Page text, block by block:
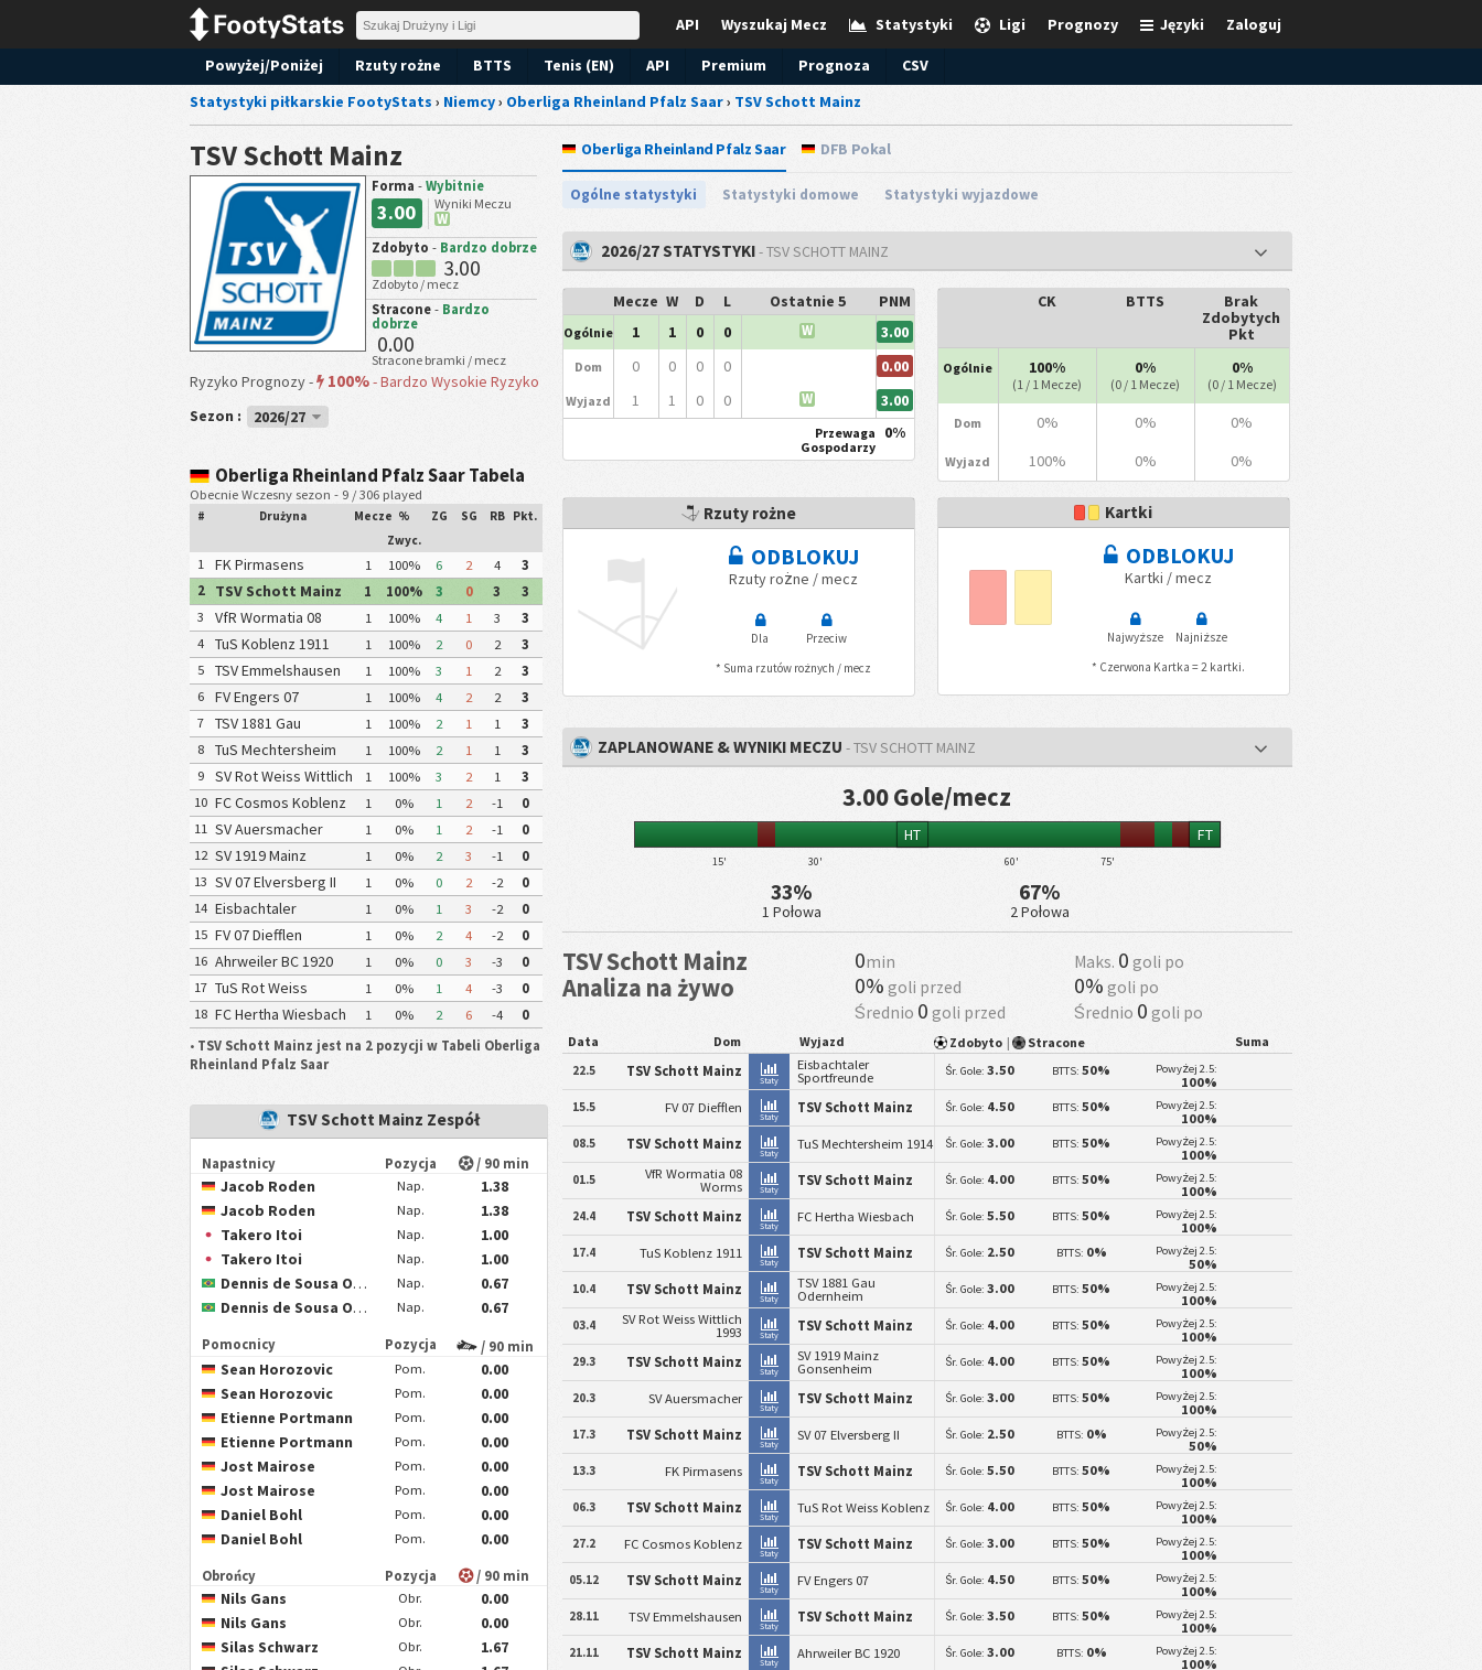
Zaloguj
Języki
Prognozy
Ligi
Statystyki
Wyszukaj Mecz
API
Powyżej/Poniżej Rzuty rożne BTTS Tenis (EN) API Premium Prognoza
CSV
Statystyki piłkarskie FootyStats › Niemcy› Oberliga Rheinland Pfalz Saar› TSV Schott Mainz
TSV Schott Mainz
Forma - Wybitnie
3.00
Wyniki Meczu
W
Zdobyto - Bardzo dobrze
3.00
Zdobyto / mecz
Stracone - Bardzo
dobrze
0.00
Stracone bramki / mecz
Ryzyko Prognozy - 100%-Bardzo Wysokie Ryzyko
Sezon :
2026/27
Oberliga Rheinland Pfalz Saar Tabela
Obecnie Wczesny sezon - 9 / 306 played
# Drużyna Mecze %
Zwyc.
ZG SG RB Pkt.
1 FK Pirmasens 1 100% 6 2 4
3
2
TSV Schott Mainz 1 100% 3 0 3
3
3
VfR Wormatia 08
Worms
1 100% 4 1 3
3
4
TuS Koblenz 1911 1 100% 2 0 2
3
5
TSV Emmelshausen 1 100% 3 1 2
3
6
FV Engers 07 1 100% 4 2 2
3
7
TSV 1881 Gau
Odernheim
1 100% 2 1 1
3
8
TuS Mechtersheim
1914
1 100% 2 1 1
3
9
SV Rot Weiss Wittlich
1993
1 100% 3 2 1
3
10 FC Cosmos Koblenz 1 0% 1 2 -1
0
11 SV Auersmacher 1 0% 1 2 -1
0
12 SV 1919 Mainz
Gonsenheim
1 0% 2 3 -1
0
13 SV 07 Elversberg II 1 0% 0 2 -2
0
14 Eisbachtaler
Sportfreunde
1 0% 1 3 -2
0
15 FV 07 Diefflen 1 0% 2 4 -2
0
16 Ahrweiler BC 1920 1 0% 0 3 -3
0
17 TuS Rot Weiss
Koblenz
1 0% 1 4 -3
0
18 FC Hertha Wiesbach 1 0% 2 6 -4
0
• TSV Schott Mainz jest na 2 pozycji w Tabeli Oberliga
Rheinland Pfalz Saar
TSV Schott Mainz Zespół
Napastnicy Pozycja / 90 min
Jacob Roden Nap.
1.38
Jacob Roden
Nap.
1.38
Takero Itoi
Nap.
1.00
Takero Itoi
Nap.
1.00
Dennis de Sousa Oelsner
Nap.
0.67
Dennis de Sousa Oelsner
Nap. 0.67
Pomocnicy Pozycja / 90 min
Sean Horozovic Pom.
0.00
Sean Horozovic
Pom.
0.00
Etienne Portmann
Pom.
0.00
Etienne Portmann
Pom.
0.00
Jost Mairose
Pom.
0.00
Jost Mairose
Pom.
0.00
Daniel Bohl
Pom.
0.00
Daniel Bohl
Pom. 0.00
Obrońcy Pozycja / 90 min
Nils Gans Obr.
0.00
Nils Gans
Obr.
0.00
Silas Schwarz
Obr.
1.67
Oberliga Rheinland Pfalz Saar DFB Pokal
Ogólne statystyki Statystyki domowe Statystyki wyjazdowe
2026/27 STATYSTYKI- TSV SCHOTT MAINZ
Mecze W D L Ostatnie 5 PNM
Ogólnie 1 1 0 0 W 3.00
Dom 0 0 0 0 0.00
Wyjazd 1 1 0 0 W 3.00
Przewaga
Gospodarzy
0%
CK BTTS
Brak
Zdobytych
Pkt
Ogólnie 100%
(1 / 1 Mecze)
0%
(0 / 1 Mecze)
0%
(0 / 1 Mecze)
Dom 0% 0% 0%
Wyjazd 100% 0% 0%
Rzuty rożne
ODBLOKUJ
Rzuty rożne / mecz
Dla
Przeciw
* Suma rzutów rożnych / mecz
Kartki
ODBLOKUJ
Kartki / mecz
Najwyższe
Najniższe
* Czerwona Kartka = 2 kartki.
ZAPLANOWANE & WYNIKI MECZU - TSV SCHOTT MAINZ
3.00 Gole/mecz
15' 30'
HT
60' 75'
FT
33%
1 Połowa
67%
2 Połowa
TSV Schott Mainz
Analiza na żywo
0min Maks. 0 goli po
0% goli przed 0% goli po
Średnio 0 goli przed Średnio 0 goli po
Data Dom Wyjazd Zdobyto| Stracone Suma
22.5 TSV Schott Mainz
Staty
Eisbachtaler
Sportfreunde
Śr. Gole: 3.50 BTTS:50% Powyżej 2.5:
100%
15.5 FV 07 Diefflen
Staty
TSV Schott Mainz Śr. Gole: 4.50 BTTS:50% Powyżej 2.5:
100%
08.5 TSV Schott Mainz
Staty
TuS Mechtersheim 1914 Śr. Gole: 3.00 BTTS:50% Powyżej 2.5:
100%
01.5
VfR Wormatia 08
Worms
Staty
TSV Schott Mainz Śr. Gole: 4.00 BTTS:50% Powyżej 2.5:
100%
24.4 TSV Schott Mainz
Staty
FC Hertha Wiesbach Śr. Gole: 5.50 BTTS:50% Powyżej 2.5:
100%
17.4 TuS Koblenz 1911
Staty
TSV Schott Mainz Śr. Gole: 2.50 BTTS: 0% Powyżej 2.5:
50%
10.4 TSV Schott Mainz
Staty
TSV 1881 Gau
Odernheim
Śr. Gole: 3.00 BTTS:50% Powyżej 2.5:
100%
03.4
SV Rot Weiss Wittlich
1993
Staty
TSV Schott Mainz Śr. Gole: 4.00 BTTS:50% Powyżej 2.5:
100%
29.3 TSV Schott Mainz
Staty
SV 1919 Mainz
Gonsenheim
Śr. Gole: 4.00 BTTS:50% Powyżej 2.5:
100%
20.3 SV Auersmacher
Staty
TSV Schott Mainz Śr. Gole: 3.00 BTTS:50% Powyżej 2.5:
100%
17.3 TSV Schott Mainz
Staty
SV 07 Elversberg II Śr. Gole: 2.50 BTTS: 0% Powyżej 2.5:
50%
13.3 FK Pirmasens
Staty
TSV Schott Mainz Śr. Gole: 5.50 BTTS:50% Powyżej 2.5:
100%
06.3 TSV Schott Mainz
Staty
TuS Rot Weiss Koblenz Śr. Gole: 4.00 BTTS:50% Powyżej 2.5:
100%
27.2 FC Cosmos Koblenz
Staty
TSV Schott Mainz Śr. Gole: 3.00 BTTS:50% Powyżej 2.5:
100%
05.12 TSV Schott Mainz
Staty
FV Engers 07 Śr. Gole: 4.50 BTTS:50% Powyżej 2.5:
100%
28.11 TSV Emmelshausen
Staty
TSV Schott Mainz Śr. Gole: 3.50 BTTS:50% Powyżej 2.5:
100%
21.11 TSV Schott Mainz
Staty
Ahrweiler BC 1920 Śr. Gole: 3.00 BTTS: 0% Powyżej 2.5:
100%